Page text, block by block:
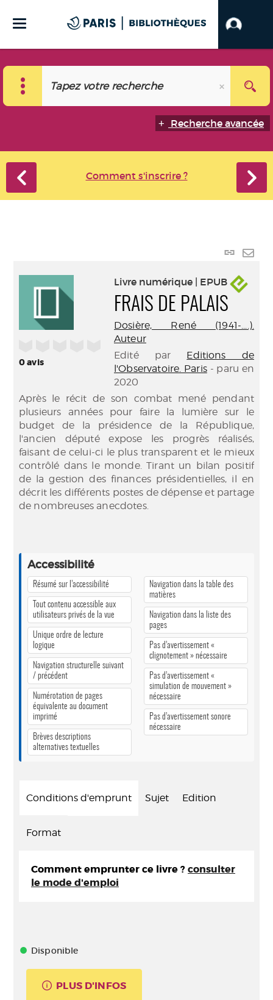
Recherche avancée
Comment s'inscrire ?
Lien
0avis
Livre numérique | EPUB
FRAIS DE PALAIS
Dosière, René (1941-....).
Auteur
Edité par Editions de
l'Observatoire. Paris- paru en
2020
Après le récit de son combat mené pendant
plusieurs années pour faire la lumière sur le
budget de la présidence de la République,
l'ancien député expose les progrès réalisés,
faisant de celui-ci le plus transparent et le mieux
contrôlé dans le monde. Tirant un bilan positif
de la gestion des finances présidentielles, il en
décrit les différents postes de dépense et partage
de nombreuses anecdotes.
Accessibilité
Résumé sur l’accessibilité
Tout contenu accessible aux
utilisateurs privés de la vue
Unique ordre de lecture
logique
Navigation structurelle suivant
/ précédent
Numérotation de pages
équivalente au document
imprimé
Brèves descriptions
alternatives textuelles
Navigation dans la table des
matières
Navigation dans la liste des
pages
Pas d’avertissement «
clignotement » nécessaire
Pas d’avertissement «
simulation de mouvement »
nécessaire
Pas d’avertissement sonore
nécessaire
Conditions d'emprunt Sujet Edition
Format
Comment emprunter ce livre ? consulter
le mode d'emploi
Disponible
PLUS D'INFOS